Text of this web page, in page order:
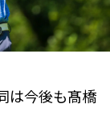
は今後も髙橋